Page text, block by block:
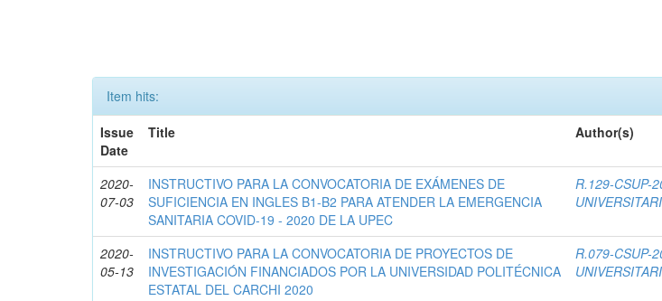
Item hits:
Issue
Date
Title Author(s)
2020-
07-03
INSTRUCTIVO PARA LA CONVOCATORIA DE EXÁMENES DE
SUFICIENCIA EN INGLES B1-B2 PARA ATENDER LA EMERGENCIA
SANITARIA COVID-19 - 2020 DE LA UPEC
R.129-CSUP-
2020-
05-13
INSTRUCTIVO PARA LA CONVOCATORIA DE PROYECTOS DE
INVESTIGACIÓN FINANCIADOS POR LA UNIVERSIDAD POLITÉCNICA
ESTATAL DEL CARCHI 2020
R.079-CSUP-